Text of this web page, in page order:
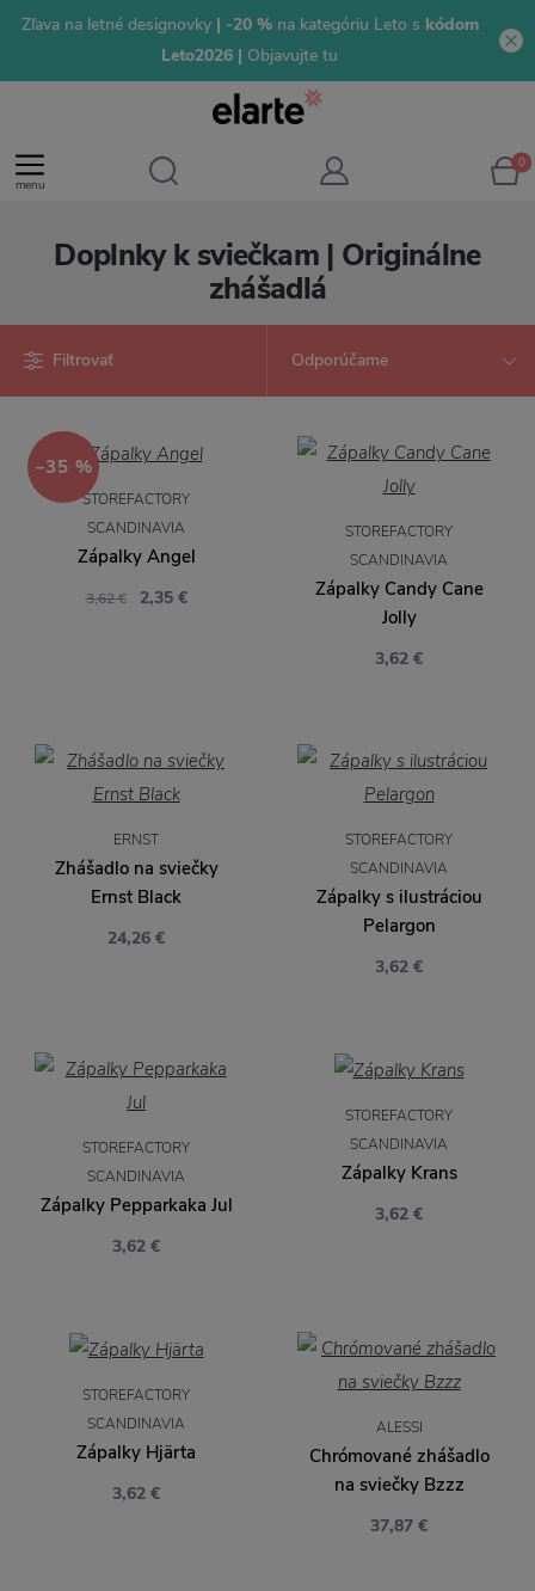
Zľava na letné designovky| -20 % na kategóriu Leto s kódom
Leto2026 | Objavujte tu
menu
0
Doplnky k sviečkam | Originálne
zhášadlá
Filtrovať
−35 %
STOREFACTORY
SCANDINAVIA
Zápalky Angel
3,62 € 2,35 €
STOREFACTORY
SCANDINAVIA
Zápalky Candy Cane
Jolly
3,62 €
ERNST
Zhášadlo na sviečky
Ernst Black
24,26 €
STOREFACTORY
SCANDINAVIA
Zápalky s ilustráciou
Pelargon
3,62 €
STOREFACTORY
SCANDINAVIA
Zápalky Pepparkaka Jul
3,62 €
STOREFACTORY
SCANDINAVIA
Zápalky Krans
3,62 €
STOREFACTORY
SCANDINAVIA
Zápalky Hjärta
3,62 €
ALESSI
Chrómované zhášadlo
na sviečky Bzzz
37,87 €